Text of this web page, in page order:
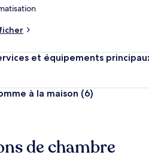
et équipements
à la maison (6)
de chambre